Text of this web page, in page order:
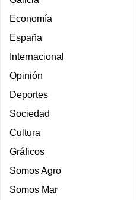
Economía
España
Internacional
Opinión
Deportes
Sociedad
Cultura
Gráficos
Somos Agro
Somos Mar